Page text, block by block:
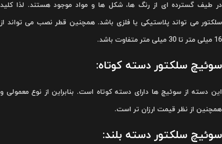
در طیف گسترده ای از رنگ ها، شکل ها و مواد موجود هستند. لذا کلید
سلکتور می تواند پلاستیکی یا فلزی باشد. همچنین قطر نصب می تواند از
16 میلی متر تا 30 میلی متر متفاوت باشد.
سوئیچ سلکتور دسته کوتاه:
این دسته از سوئیچ ها دارای دسته کوتاه است. بنابراین از نوع معمولی و
همچنین از نظر قیمت ارزان تر است.
سوئیچ سلکتور دسته بلند: